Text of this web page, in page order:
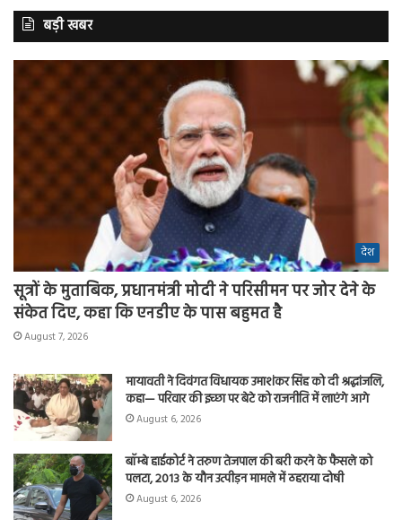
बड़ी खबर
देश
सूत्रों के मुताबिक, प्रधानमंत्री मोदी ने परिसीमन पर जोर देने के
संकेत दिए, कहा कि एनडीए के पास बहुमत है
August 7, 2026
मायावती ने दिवंगत विधायक उमाशंकर सिंह को दी श्रद्धांजलि,
कहा— परिवार की इच्छा पर बेटे को राजनीति में लाएंगे आगे
August 6, 2026
बॉम्बे हाईकोर्ट ने तरुण तेजपाल की बरी करने के फैसले को
पलटा, 2013 के यौन उत्पीड़न मामले में ठहराया दोषी
August 6, 2026